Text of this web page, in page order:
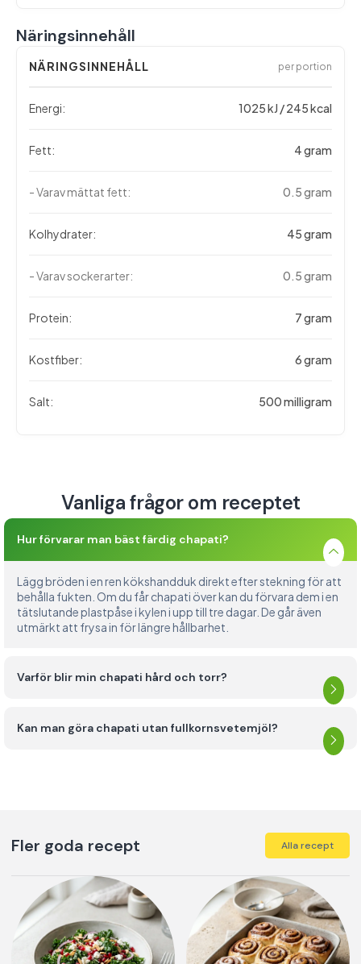
Näringsinnehåll
NÄRINGSINNEHÅLL per portion
Energi: 1025 kJ / 245 kcal
Fett: 4 gram
- Varav mättat fett: 0.5 gram
Kolhydrater: 45 gram
- Varav sockerarter: 0.5 gram
Protein: 7 gram
Kostfiber: 6 gram
Salt: 500 milligram
Vanliga frågor om receptet
Hur förvarar man bäst färdig chapati?
Lägg bröden i en ren kökshandduk direkt efter stekning för att
behålla fukten. Om du får chapati över kan du förvara dem i en
tätslutande plastpåse i kylen i upp till tre dagar. De går även
utmärkt att frysa in för längre hållbarhet.
Varför blir min chapati hård och torr?
Kan man göra chapati utan fullkornsvetemjöl?
Fler goda recept Alla recept